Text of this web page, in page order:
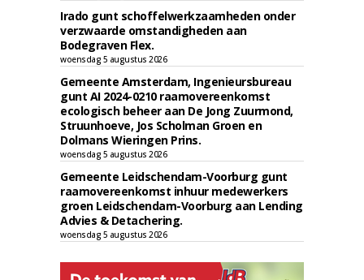
Irado gunt schoffelwerkzaamheden onder
verzwaarde omstandigheden aan
Bodegraven Flex.
woensdag 5 augustus 2026
Gemeente Amsterdam, Ingenieursbureau
gunt AI 2024-0210 raamovereenkomst
ecologisch beheer aan De Jong Zuurmond,
Struunhoeve, Jos Scholman Groen en
Dolmans Wieringen Prins.
woensdag 5 augustus 2026
Gemeente Leidschendam-Voorburg gunt
raamovereenkomst inhuur medewerkers
groen Leidschendam-Voorburg aan Lending
Advies & Detachering.
woensdag 5 augustus 2026